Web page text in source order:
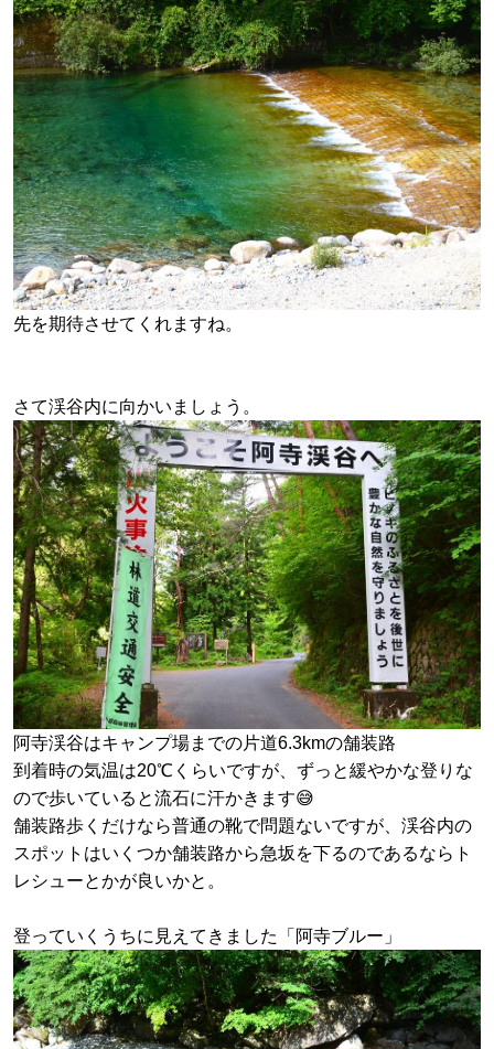
先を期待させてくれますね。
さて渓谷内に向かいましょう。
阿寺渓谷はキャンプ場までの片道6.3kmの舗装路
到着時の気温は20℃くらいですが、ずっと緩やかな登りな
ので歩いていると流石に汗かきます😅
舗装路歩くだけなら普通の靴で問題ないですが、渓谷内の
スポットはいくつか舗装路から急坂を下るのであるならト
レシューとかが良いかと。
登っていくうちに見えてきました「阿寺ブルー」